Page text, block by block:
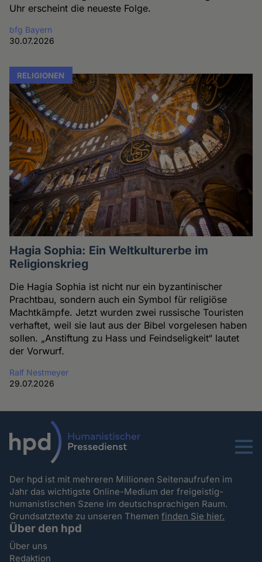
Uhr erscheint die neueste Folge.
bfg Bayern
30.07.2026
RELIGIONEN
Hagia Sophia: Ein Weltkulturerbe im
Religionskrieg
Die Hagia Sophia ist nicht nur ein byzantinischer
Prachtbau, sondern auch ein Symbol für religiöse
Machtkämpfe. Jetzt wurden zwei russische Touristen
verhaftet, weil sie laut aus der Bibel vorgelesen haben
sollen. „Anstiftung zu Hass und Feindseligkeit“ lautet
der Vorwurf.
Ralf Nestmeyer
29.07.2026
Menu
Der hpd ist mit mehreren Millionen Seitenaufrufen im
Jahr das wichtigste Online-Medium der freigeistig-
humanistischen Szene im deutschsprachigen Raum.
Grundsatztexte zu unseren Themenfinden Sie hier.
Über den hpd
Über uns
Redaktion